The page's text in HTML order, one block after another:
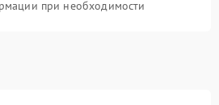
при необходимости